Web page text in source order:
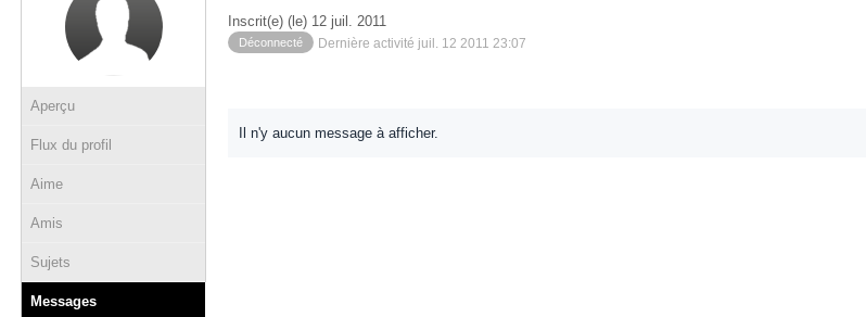
Aperçu
Flux du profil
Aime
Amis
Sujets
Messages
Inscrit(e) (le) 12 juil. 2011
Déconnecté Dernière activité juil. 12 2011 23:07
Il n'y aucun message à afficher.